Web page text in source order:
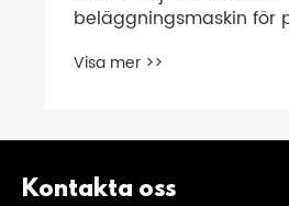
beläggningsmaskin för
Visa mer >>
Kontakta oss